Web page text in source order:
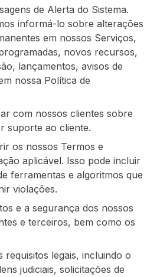
de Alerta do Sistema.
informá-lo sobre alterações
em nossos Serviços,
novos recursos,
lançamentos, avisos de
nossa Política de
com nossos clientes sobre
suporte ao cliente.
os nossos Termos e
aplicável. Isso pode incluir
ferramentas e algoritmos que
violações.
e a segurança dos nossos
e terceiros, bem como os
requisitos legais, incluindo o
judiciais, solicitações de